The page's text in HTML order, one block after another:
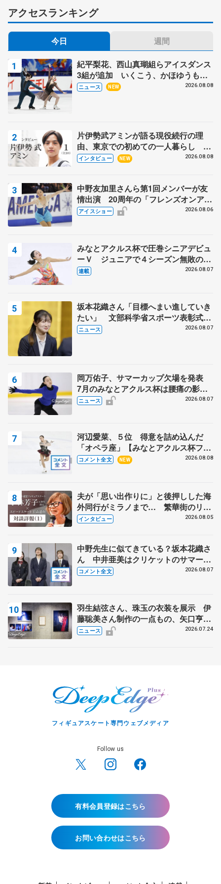
アクセスランキング
今日 週間
紀平梨花、西山真瑚組らアイスダンス
3組が追加 いくこう、かほゆうも、
木下グループ杯
ニュース NEW 2026.08.08
片伊勢武アミンが語る現役続行の理
由、東京での初めての一人暮らし 注
目スケーターの「今」に迫る
インタビュー NEW 2026.08.08
中野友加里さんら第1回メンバーが友
情出演 20周年の「フレンズオンアイ
ス」 宮本賢二さん、有川梨絵さん、
アイスショー 2026.08.06
みなとアクルス杯で圧巻シニアデビュ
ーＶ ジュニアで４シーズン無敗の島
田麻央
連載 2026.08.07
坂本花織さん「目標へまい進していき
たい」 文部科学省スポーツ表彰式で
代表謝辞
ニュース 2026.08.07
岡万佑子、サマーカップ欠場を発表
7月のみなとアクルス杯は腰痛の影響
で
ニュース 2026.08.07
河辺愛菜、５位 得意を詰め込んだ
「オペラ座」【みなとアクルス杯フリ
ー】
コメント全文 NEW 2026.08.08
夫が「思い出作りに」と後押しした海
外同行がミラノまで… 繁華街のリン
クでは不良のお兄さんも味方に 小林
インタビュー 2026.08.05
中野先生に似てきている？坂本花織さ
ん 中井亜美はクリケットのサマーキ
ャンプに 島田麻央はたくさん試合に
コメント全文 2026.08.07
羽生結弦さん、珠玉の衣装を展示 伊
藤聡美さん制作の一点もの、矢口亨さ
んが撮影
ニュース 2026.07.24
フィギュアスケート専門ウェブメディア
Follow us
有料会員登録はこちら
お問い合わせはこちら